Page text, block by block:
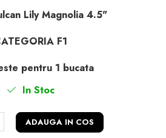
Lily Magnolia 4.5"
F1
pentru 1 bucata
In Stoc
ADAUGA IN COS